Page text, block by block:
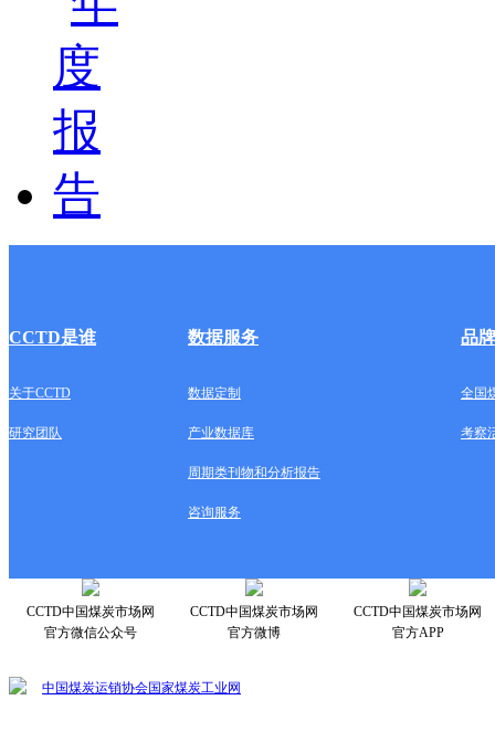
CCTD是谁 数据服务 品
关于CCTD 数据定制 全国
研究团队 产业数据库 考察
周期类刊物和分析报告
咨询服务
CCTD中国煤炭市场网
官方微信公众号
CCTD中国煤炭市场网
官方微博
CCTD中国煤炭市场网
官方APP
中国煤炭运销协会国家煤炭工业网